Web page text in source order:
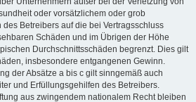
oder vorsätzlichem oder grob
Betreibers auf die bei Vertragsschluss
Schäden und im Übrigen der Höhe
Durchschnittsschäden begrenzt. Dies gilt
insbesondere entgangenen Gewinn.
der Absätze a bis c gilt sinngemäß auch
und Erfüllungsgehilfen des Betreibers.
aus zwingendem nationalem Recht bleiben